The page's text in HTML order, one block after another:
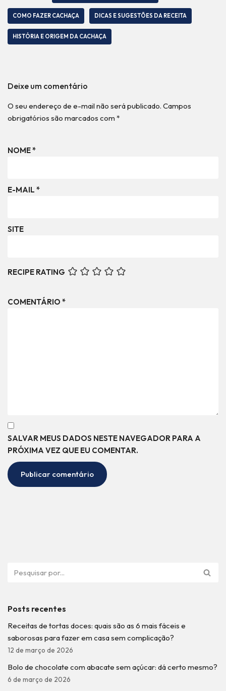
COMO FAZER CACHAÇA DICAS E SUGESTÕES DA RECEITA
HISTÓRIA E ORIGEM DA CACHAÇA
Deixe um comentário
O seu endereço de e-mail não será publicado. Campos
obrigatórios são marcados com *
NOME*
E-MAIL *
SITE
RECIPE RATING
COMENTÁRIO *
SALVAR MEUS DADOS NESTE NAVEGADOR PARA A
PRÓXIMA VEZ QUE EU COMENTAR.
Posts recentes
Receitas de tortas doces: quais são as 6 mais fáceis e
saborosas para fazer em casa sem complicação?
12 de março de 2026
Bolo de chocolate com abacate sem açúcar: dá certo mesmo?
6 de março de 2026